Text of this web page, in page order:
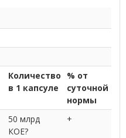
Количество
в 1 капсуле
% от
суточной
нормы
50 млрд
КОЕ?
+